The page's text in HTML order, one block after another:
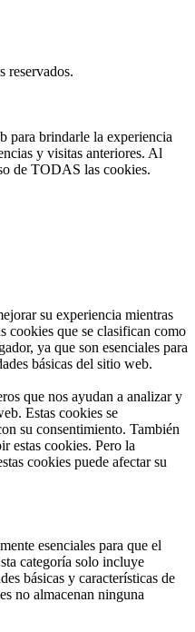
reservados.
para brindarle la experiencia
y visitas anteriores. Al
de TODAS las cookies.
su experiencia mientras
cookies que se clasifican como
ya que son esenciales para
básicas del sitio web.
que nos ayudan a analizar y
Estas cookies se
su consentimiento. También
estas cookies. Pero la
cookies puede afectar su
esenciales para que el
categoría solo incluye
básicas y características de
no almacenan ninguna